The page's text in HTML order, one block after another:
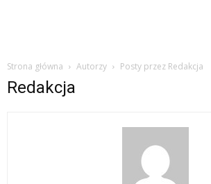
Strona główna Autorzy Posty przez Redakcja
Redakcja